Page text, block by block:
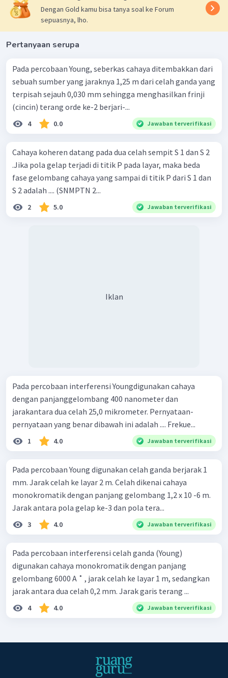
Dengan Gold kamu bisa tanya soal ke Forum
sepuasnya, lho.
Pertanyaan serupa
Pada percobaan Young, seberkas cahaya ditembakkan dari
sebuah sumber yang jaraknya 1,25 m dari celah ganda yang
terpisah sejauh 0,030 mm sehingga menghasilkan frinji
(cincin) terang orde ke-2 berjari-...
4 0.0 Jawaban terverifikasi
Cahaya koheren datang pada dua celah sempit S 1 dan S 2
.Jika pola gelap terjadi di titik P pada layar, maka beda
fase gelombang cahaya yang sampai di titik P dari S 1 dan
S 2 adalah .... (SNMPTN 2...
2 5.0 Jawaban terverifikasi
Iklan
Pada percobaan interferensi Youngdigunakan cahaya
dengan panjanggelombang 400 nanometer dan
jarakantara dua celah 25,0 mikrometer. Pernyataan-
pernyataan yang benar dibawah ini adalah .... Frekue...
1 4.0 Jawaban terverifikasi
Pada percobaan Young digunakan celah ganda berjarak 1
mm. Jarak celah ke layar 2 m. Celah dikenai cahaya
monokromatik dengan panjang gelombang 1,2 x 10 -6 m.
Jarak antara pola gelap ke-3 dan pola tera...
3 4.0 Jawaban terverifikasi
Pada percobaan interferensi celah ganda (Young)
digunakan cahaya monokromatik dengan panjang
gelombang 6000 A ˚ , jarak celah ke layar 1 m, sedangkan
jarak antara dua celah 0,2 mm. Jarak garis terang ...
4 4.0 Jawaban terverifikasi